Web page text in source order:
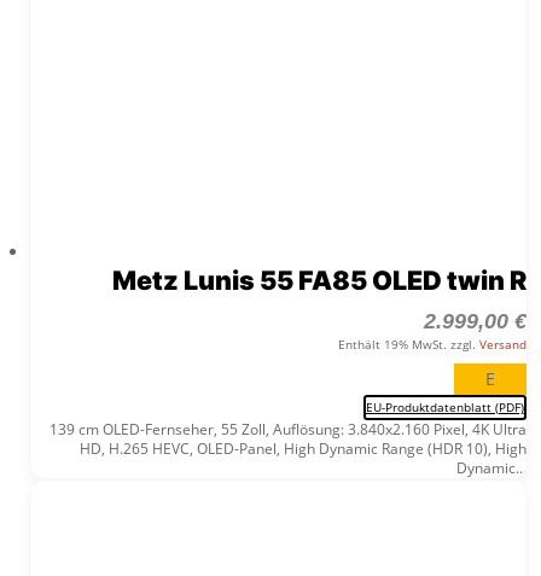
Metz Lunis 55 FA85 OLED twin R
2.999,00 €
Enthält 19% MwSt. zzgl. Versand
E
EU-Produktdatenblatt (PDF)
139 cm OLED-Fernseher, 55 Zoll, Auflösung: 3.840x2.160 Pixel, 4K Ultra
HD, H.265 HEVC, OLED-Panel, High Dynamic Range (HDR 10), High
Dynamic...